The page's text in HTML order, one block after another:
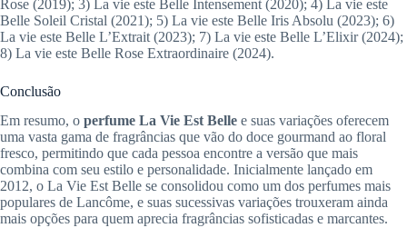
Rose (2019); 3) La vie este Belle Intensement (2020); 4) La vie este
Belle Soleil Cristal (2021); 5) La vie este Belle Iris Absolu (2023); 6)
La vie este Belle L’Extrait (2023); 7) La vie este Belle L’Elixir (2024);
8) La vie este Belle Rose Extraordinaire (2024).
Conclusão
Em resumo, o perfume La Vie Est Belle e suas variações oferecem
uma vasta gama de fragrâncias que vão do doce gourmand ao floral
fresco, permitindo que cada pessoa encontre a versão que mais
combina com seu estilo e personalidade. Inicialmente lançado em
2012, o La Vie Est Belle se consolidou como um dos perfumes mais
populares de Lancôme, e suas sucessivas variações trouxeram ainda
mais opções para quem aprecia fragrâncias sofisticadas e marcantes.